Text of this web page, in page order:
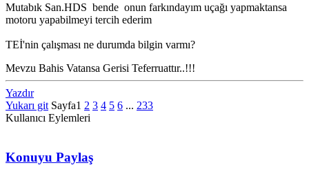
Mutabık San.HDS bende onun farkındayım uçağı yapmaktansa
motoru yapabilmeyi tercih ederim
TEİ'nin çalışması ne durumda bilgin varmı?
Mevzu Bahis Vatansa Gerisi Teferruattır..!!!
Yazdır
Yukarı git Sayfa1 2 3 4 5 6 ... 233
Kullanıcı Eylemleri
Konuyu Paylaş